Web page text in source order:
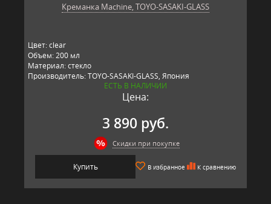
Креманка Machine, TOYO-SASAKI-GLASS
Цвет: clear
Объем: 200 мл
Материал: стекло
Производитель: TOYO-SASAKI-GLASS, Япония
ЕСТЬ В НАЛИЧИИ
Цена:
3 890 руб.
Скидки при покупке
Купить В избранное К сравнению